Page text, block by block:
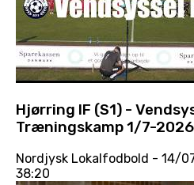
Hjørring IF (S1) -
Træningskamp 1/7-2026
Nordjysk Lokalfodbold - 14/
38:20